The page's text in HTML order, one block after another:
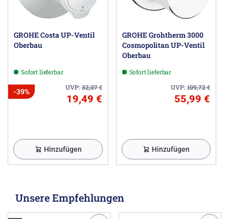
GROHE Costa UP-Ventil
Oberbau
Sofort lieferbar
UVP:32,07€
-39%
19,49 €
Hinzufügen
GROHE Grohtherm 3000
Cosmopolitan UP-Ventil
Oberbau
Sofort lieferbar
UVP:109,72€
55,99 €
Hinzufügen
Unsere Empfehlungen